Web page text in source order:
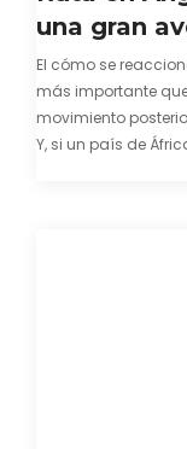
una gran
El cómo se
más importante
movimiento
Y, si un país de